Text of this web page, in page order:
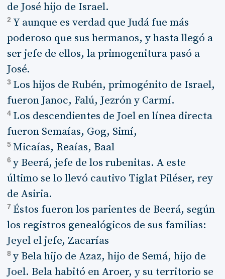
de José hijo de Israel.
2 Y aunque es verdad que Judá fue más
poderoso que sus hermanos, y hasta llegó a
ser jefe de ellos, la primogenitura pasó a
José.
3 Los hijos de Rubén, primogénito de Israel,
fueron Janoc, Falú, Jezrón y Carmí.
4 Los descendientes de Joel en línea directa
fueron Semaías, Gog, Simí,
5 Micaías, Reaías, Baal
6 y Beerá, jefe de los rubenitas. A este
último se lo llevó cautivo Tiglat Piléser, rey
de Asiria.
7 Éstos fueron los parientes de Beerá, según
los registros genealógicos de sus familias:
Jeyel el jefe, Zacarías
8 y Bela hijo de Azaz, hijo de Semá, hijo de
Joel. Bela habitó en Aroer, y su territorio se